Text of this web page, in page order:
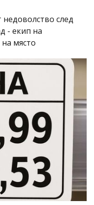
след
- екип на
място